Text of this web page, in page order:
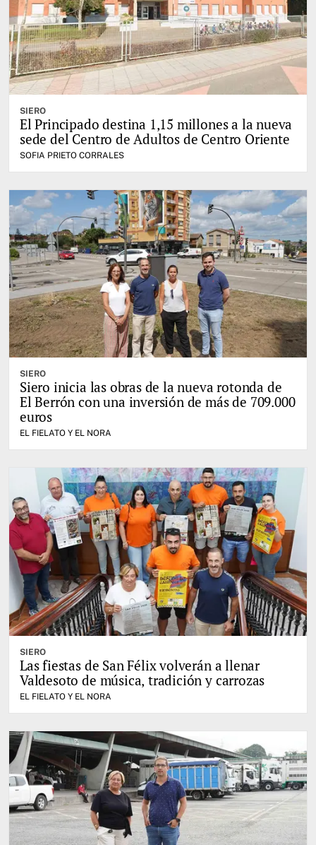
SIERO
El Principado destina 1,15 millones a la nueva
sede del Centro de Adultos de Centro Oriente
SOFIA PRIETO CORRALES
SIERO
Siero inicia las obras de la nueva rotonda de
El Berrón con una inversión de más de 709.000
euros
EL FIELATO Y EL NORA
SIERO
Las fiestas de San Félix volverán a llenar
Valdesoto de música, tradición y carrozas
EL FIELATO Y EL NORA